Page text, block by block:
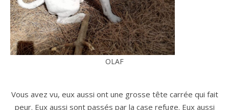
OLAF
Vous avez vu, eux aussi ont une grosse tête carrée qui fait
peur. Eux aussi sont passés par la case refuge. Eux aussi